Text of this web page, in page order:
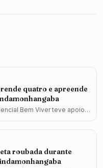
quatro e apreende
Bem Viver teve apoio
roubada durante